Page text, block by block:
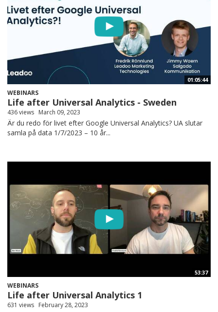
01:05:44
WEBINARS
Life after Universal Analytics - Sweden
436 views March 09, 2023
Är du redo för livet efter Google Universal Analytics? UA slutar
samla på data 1/7/2023 – 10 år...
53:37
WEBINARS
Life after Universal Analytics 1
631 views February 28, 2023